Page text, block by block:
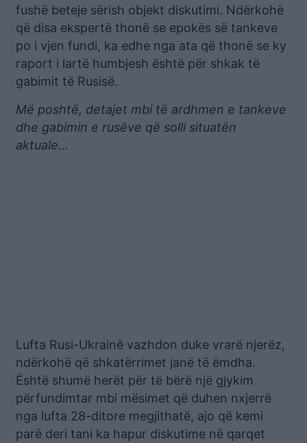
fushë beteje sërish objekt diskutimi. Ndërkohë
që disa ekspertë thonë se epokës së tankeve
po i vjen fundi, ka edhe nga ata që thonë se ky
raport i lartë humbjesh është për shkak të
gabimit të Rusisë.
Më poshtë, detajet mbi të ardhmen e tankeve
dhe gabimin e rusëve që solli situatën
aktuale…
Lufta Rusi-Ukrainë vazhdon duke vrarë njerëz,
ndërkohë që shkatërrimet janë të ëmdha.
Është shumë herët për të bërë një gjykim
përfundimtar mbi mësimet që duhen nxjerrë
nga lufta 28-ditore megjithatë, ajo që kemi
parë deri tani ka hapur diskutime në qarqet